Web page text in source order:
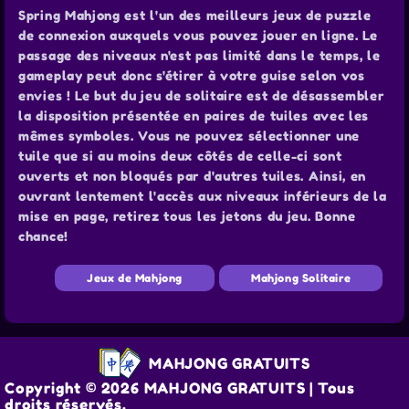
Spring Mahjong est l'un des meilleurs jeux de puzzle
de connexion auxquels vous pouvez jouer en ligne. Le
passage des niveaux n'est pas limité dans le temps, le
gameplay peut donc s'étirer à votre guise selon vos
envies ! Le but du jeu de solitaire est de désassembler
la disposition présentée en paires de tuiles avec les
mêmes symboles. Vous ne pouvez sélectionner une
tuile que si au moins deux côtés de celle-ci sont
ouverts et non bloqués par d'autres tuiles. Ainsi, en
ouvrant lentement l'accès aux niveaux inférieurs de la
mise en page, retirez tous les jetons du jeu. Bonne
chance!
Jeux de Mahjong Mahjong Solitaire
MAHJONG GRATUITS
Copyright © 2026 MAHJONG GRATUITS | Tous
droits réservés.